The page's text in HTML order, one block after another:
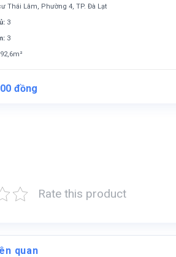
Thái Lâm, Phường 4, TP. Đà Lạt
3
3
92,6m²
đồngGiá
Rate this product
quan